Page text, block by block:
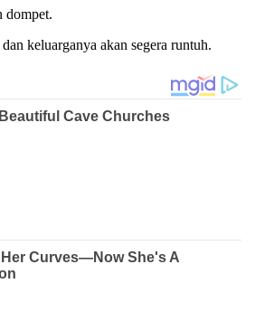
dompet.
keluarganya akan segera runtuh.